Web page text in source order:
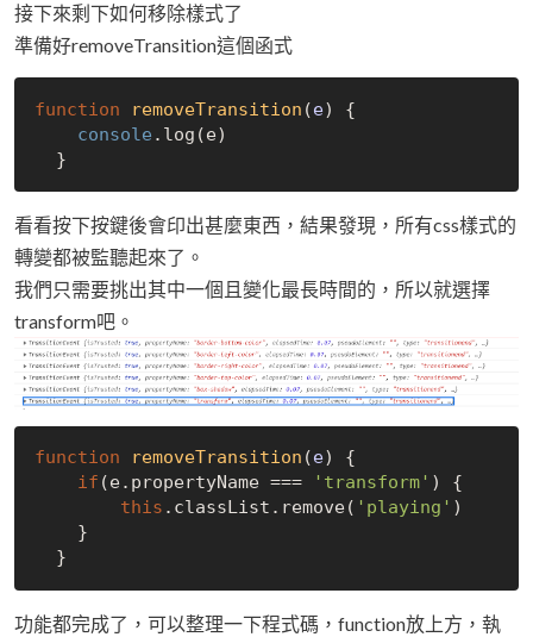
接下來剩下如何移除樣式了
準備好removeTransition這個函式
function removeTransition (e) {
console .log(e)
看看按下按鍵後會印出甚麼東西，結果發現，所有css樣式的
轉變都被監聽起來了。
我們只需要挑出其中一個且變化最長時間的，所以就選擇
transform吧。
function removeTransition (e) {
if (e.propertyName === 'transform' ) {
this .classList.remove( 'playing' )
功能都完成了，可以整理一下程式碼，function放上方，執